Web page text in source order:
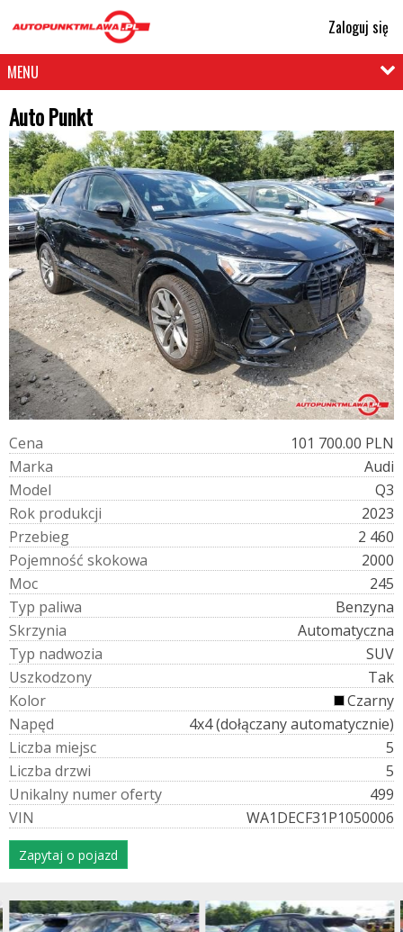
Zaloguj się
MENU
Auto Punkt
Cena
101 700.00 PLN
Marka
Audi
Model
Q3
Rok produkcji
2023
Przebieg
2 460
Pojemność skokowa
2000
Moc
245
Typ paliwa
Benzyna
Skrzynia
Automatyczna
Typ nadwozia
SUV
Uszkodzony
Tak
Kolor
Czarny
Napęd
4x4 (dołączany automatycznie)
Liczba miejsc
5
Liczba drzwi
5
Unikalny numeroferty
499
VIN WA1DECF31P1050006
Zapytaj o pojazd